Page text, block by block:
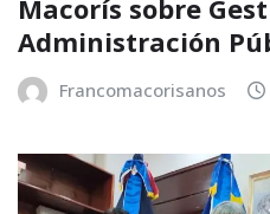
Macorís sobre
Administración
Francomacorisanos